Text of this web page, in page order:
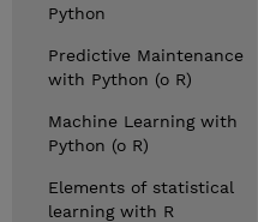
Python
Predictive Maintenance
with Python (o R)
Machine Learning with
Python (o R)
Elements of statistical
learning with R